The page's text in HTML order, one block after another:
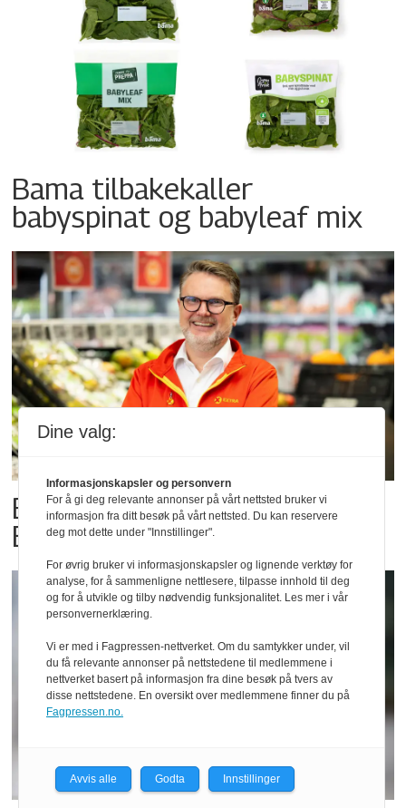
Bama tilbakekaller
babyspinat og babyleaf mix
Billigbonanza da Norge slo
Elfenbenkysten
Dine valg:
Informasjonskapsler og personvern
For å gi deg relevante annonser på vårt nettsted bruker vi
informasjon fra ditt besøk på vårt nettsted. Du kan reservere
deg mot dette under "Innstillinger".
For øvrig bruker vi informasjonskapsler og lignende verktøy for
analyse, for å sammenligne nettlesere, tilpasse innhold til deg
og for å utvikle og tilby nødvendig funksjonalitet. Les mer i vår
personvernerklæring.
Vi er med i Fagpressen-nettverket. Om du samtykker under, vil
du få relevante annonser på nettstedene til medlemmene i
nettverket basert på informasjon fra dine besøk på tvers av
disse nettstedene. En oversikt over medlemmene finner du på
Fagpressen.no.
Avvis alle Godta Innstillinger